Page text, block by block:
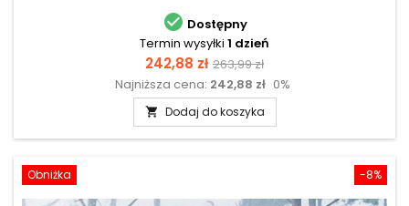
 Dostępny
Termin wysyłki 1 dzień
Cena
242,88 zł Cena
podstawowa
263,99 zł
Najniższa cena: 242,88 zł 0%
 Dodaj do koszyka
-8%
Obniżka